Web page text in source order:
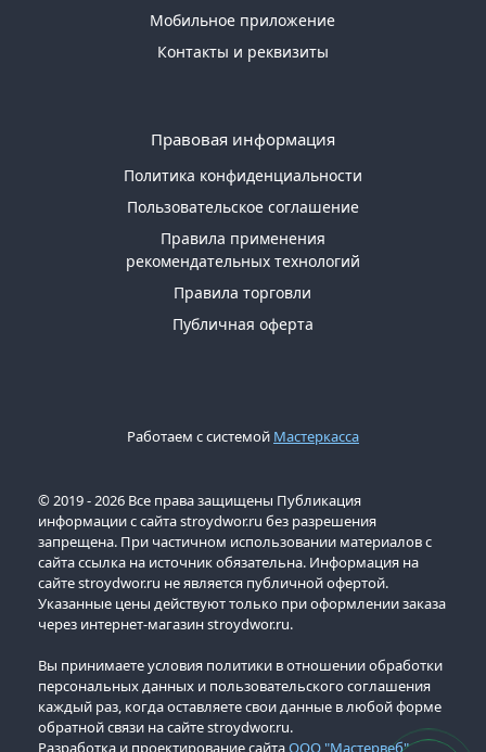
Мобильное приложение
Контакты и реквизиты
Правовая информация
Политика конфиденциальности
Пользовательское соглашение
Правила применения
рекомендательных технологий
Правила торговли
Публичная оферта
Работаем с системой Мастеркасса
© 2019 - 2026 Все права защищены Публикация
информации с сайта stroydwor.ru без разрешения
запрещена. При частичном использовании материалов с
сайта ссылка на источник обязательна. Информация на
сайте stroydwor.ru не является публичной офертой.
Указанные цены действуют только при оформлении заказа
через интернет-магазин stroydwor.ru.
Вы принимаете условия политики в отношении обработки
персональных данных и пользовательского соглашения
каждый раз, когда оставляете свои данные в любой форме
обратной связи на сайте stroydwor.ru.
Разработка и проектирование сайтаООО "Мастервеб"